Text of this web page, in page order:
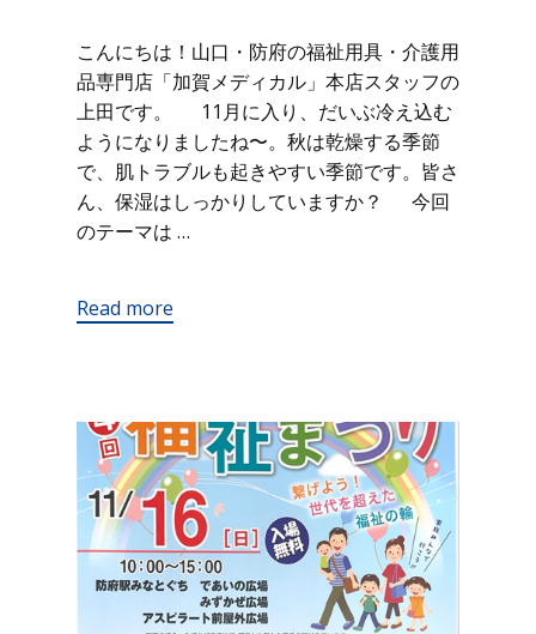
こんにちは！山口・防府の福祉用具・介護用
品専門店「加賀メディカル」本店スタッフの
上田です。 11月に入り、だいぶ冷え込む
ようになりましたね〜。秋は乾燥する季節
で、肌トラブルも起きやすい季節です。皆さ
ん、保湿はしっかりしていますか？ 今回
のテーマは …
Read more